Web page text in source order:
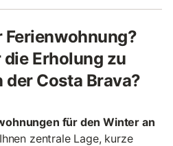
Ferienwohnung?
Erholung zu
Costa Brava?
für den Winter an
zentrale Lage, kurze